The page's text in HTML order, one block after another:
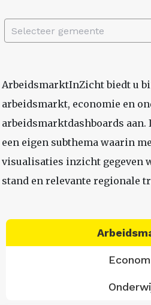
Selecteer gemeente
ArbeidsmarktInZicht biedt u
arbeidsmarkt, economie en
arbeidsmarktdashboards aan.
een eigen subthema waarin
visualisaties inzicht gegeven
stand en relevante regionale